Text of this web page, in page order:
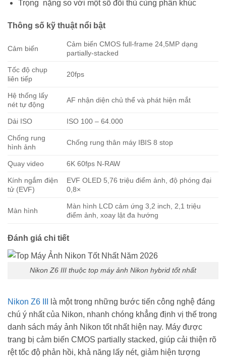
Trọng nặng so với một số đối thủ cùng phân khúc
Thông số kỹ thuật nổi bật
Cảm biến
Cảm biến CMOS full-frame 24,5MP dạng
partially-stacked
Tốc độ chụp
liên tiếp
20fps
Hệ thống lấy
nét tự động
AF nhận diện chủ thể và phát hiện mắt
Dải ISO ISO 100 – 64.000
Chống rung
hình ảnh
Chống rung thân máy IBIS 8 stop
Quay video 6K 60fps N-RAW
Kính ngắm điện
tử (EVF)
EVF OLED 5,76 triệu điểm ảnh, độ phóng đại
0,8×
Màn hình
Màn hình LCD cảm ứng 3,2 inch, 2,1 triệu
điểm ảnh, xoay lật đa hướng
Đánh giá chi tiết
Nikon Z6 III thuộc top máy ảnh Nikon hybrid tốt nhất
Nikon Z6 III
là một trong những bước tiến công nghệ đáng
chú ý nhất của Nikon, nhanh chóng khẳng định vị thế trong
danh sách máy ảnh Nikon tốt nhất hiện nay. Máy được
trang bị cảm biến CMOS partially stacked, giúp cải thiện rõ
rệt tốc độ phản hồi, khả năng lấy nét, giảm hiện tượng